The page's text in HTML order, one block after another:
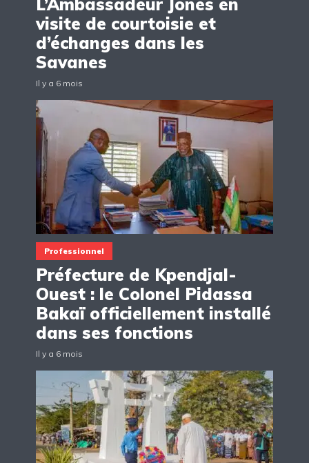
visite de courtoisie et
d’échanges dans les
Savanes
Il y a 6 mois
Professionnel
Préfecture de Kpendjal-
Ouest : le Colonel Pidassa
Bakaï officiellement installé
dans ses fonctions
Il y a 6 mois